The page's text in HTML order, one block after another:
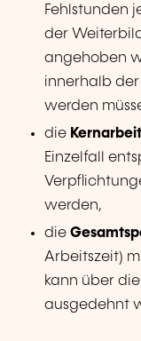
Fehlstunden
der
angehoben
innerhalb
werden
die
Einzelfall
werden,
die
Arbeitszeit)
kann über
ausgedehnt